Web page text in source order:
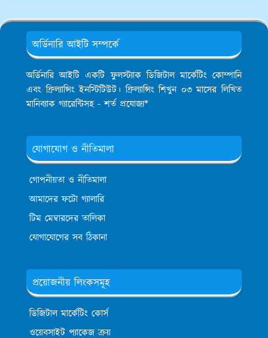
অর্ডিনারি আইটি সম্পর্কে
অর্ডিনারি আইটি একটি ফুলস্ট্যাক ডিজিটাল মার্কেটিং কোম্পানি
এবং ফ্রিল্যান্সিং ইনস্টিটিউট। ফ্রিল্যান্সিং শিখুন ০৩ মাসের লিখিত
মানিব্যাক গ্যারেন্টিসহ - শর্ত প্রযোজ্য*
যোগাযোগ ও নীতিমালা
গোপনীয়তা ও নীতিমালা
আমাদের ফটো গ্যালারি
টিম মেম্বারদের তালিকা
যোগাযোগের সব ঠিকানা
প্রয়োজনীয় লিংকসমূহ
ডিজিটাল মার্কেটিং কোর্স
ওয়েবসাইট প্যাকেজ ক্রয়